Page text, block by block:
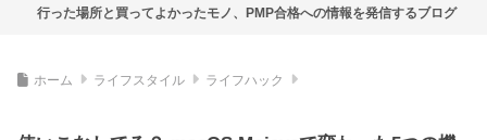
行った場所と買ってよかったモノ、PMP合格への情報を発信するブログ
ホーム ライフスタイル ライフハック